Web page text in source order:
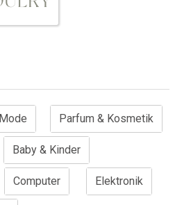
Mode Parfum & Kosmetik
Baby & Kinder
Computer Elektronik